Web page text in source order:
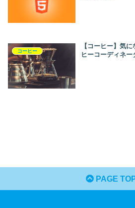
コーヒー
【コーヒー】気
ヒーコーディネー
PAGE